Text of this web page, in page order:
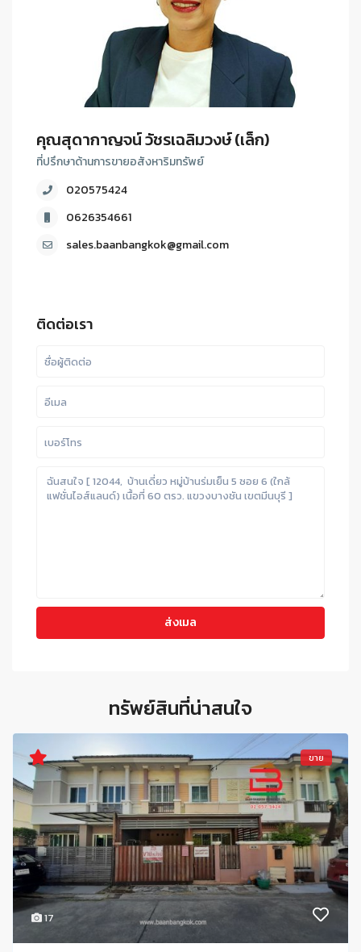
คุณสุดากาญจน์ วัชรเฉลิมวงษ์ (เล็ก)
ที่ปรึกษาด้านการขายอสังหาริมทรัพย์
020575424
0626354661
sales.baanbangkok@gmail.com
ติดต่อเรา
ทรัพย์สินที่น่าสนใจ
17
ขาย